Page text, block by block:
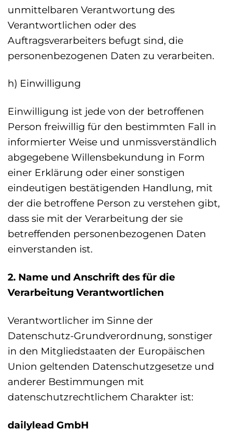
unmittelbaren Verantwortung des
Verantwortlichen oder des
Auftragsverarbeiters befugt sind, die
personenbezogenen Daten zu verarbeiten.
h) Einwilligung
Einwilligung ist jede von der betroffenen
Person freiwillig für den bestimmten Fall in
informierter Weise und unmissverständlich
abgegebene Willensbekundung in Form
einer Erklärung oder einer sonstigen
eindeutigen bestätigenden Handlung, mit
der die betroffene Person zu verstehen gibt,
dass sie mit der Verarbeitung der sie
betreffenden personenbezogenen Daten
einverstanden ist.
2. Name und Anschrift des für die
Verarbeitung Verantwortlichen
Verantwortlicher im Sinne der
Datenschutz-Grundverordnung, sonstiger
in den Mitgliedstaaten der Europäischen
Union geltenden Datenschutzgesetze und
anderer Bestimmungen mit
datenschutzrechtlichem Charakter ist:
dailylead GmbH